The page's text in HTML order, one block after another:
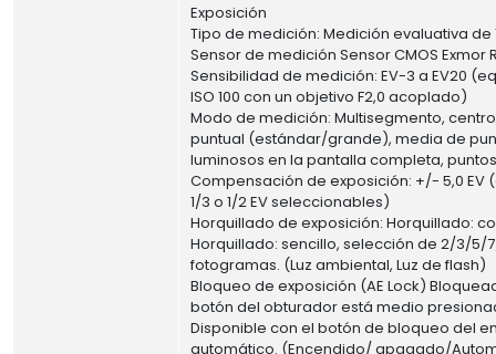
Exposición
Tipo de medición: Medición evaluativa de
Sensor de medición Sensor CMOS Exmor
Sensibilidad de medición: EV-3 a EV20
ISO 100 con un objetivo F2,0 acoplado)
Modo de medición: Multisegmento,
puntual (estándar/grande), media de
luminosos en la pantalla completa,
Compensación de exposición: +/- 5,0 EV
1/3 o 1/2 EV seleccionables)
Horquillado de exposición: Horquillado:
Horquillado: sencillo, selección de 2/3/5/
fotogramas. (Luz ambiental, Luz de flash)
Bloqueo de exposición (AE Lock)
botón del obturador está medio
Disponible con el botón de bloqueo del
automático. (Encendido/ apagado/